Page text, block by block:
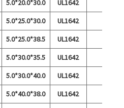
5.0*20.0*30.0
UL1642
5.0*25.0*30.0
UL1642
5.0*25.0*38.5
UL1642
5.0*30.0*35.5
UL1642
5.0*30.0*40.0
UL1642
5.0*40.0*38.0
UL1642